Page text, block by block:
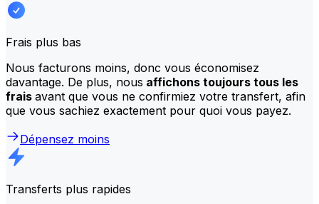
Frais plus bas
Nous facturons moins, donc vous économisez
davantage. De plus, nous affichons toujours tous les
frais avant que vous ne confirmiez votre transfert, afin
que vous sachiez exactement pour quoi vous payez.
Dépensez moins
Transferts plus rapides